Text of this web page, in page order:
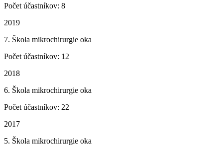
Počet účastníkov: 8
2019
7. Škola mikrochirurgie oka
Počet účastníkov: 12
2018
6. Škola mikrochirurgie oka
Počet účastníkov: 22
2017
5. Škola mikrochirurgie oka